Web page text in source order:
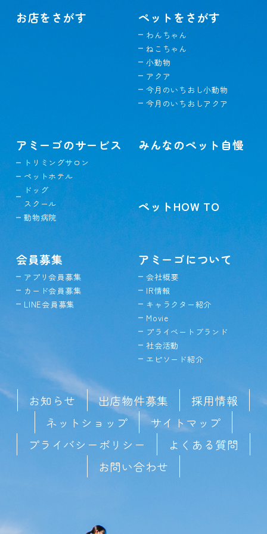
お店をさがす ペットをさがす
わんちゃん
ねこちゃん
小動物
アクア
今月のいちおし小動物
今月のいちおしアクア
アミーゴのサービス
トリミングサロン
ペットホテル
ドッグ
スクール
動物病院
みんなのペット自慢
ペットHOW TO
会員募集
アプリ会員募集
カード会員募集
LINE会員募集
アミーゴについて
会社概要
IR情報
キャラクター紹介
Movie
プライベートブランド
社会活動
エピソード紹介
お知らせ 出店物件募集
採用情報
ネットショップ
サイトマップ
プライバシーポリシー
よくある質問
お問い合わせ